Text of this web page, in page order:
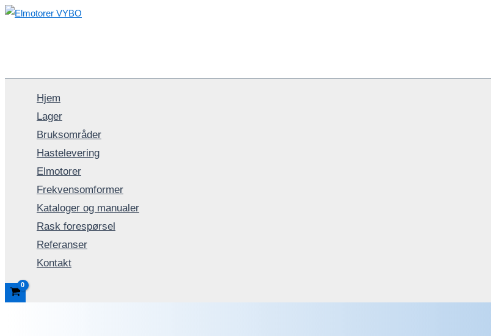
Hopp
Hjem
Lager
Bruksområder
Hastelevering
Elmotorer
Frekvensomformer
Kataloger og manualer
Rask forespørsel
Referanser
Kontakt